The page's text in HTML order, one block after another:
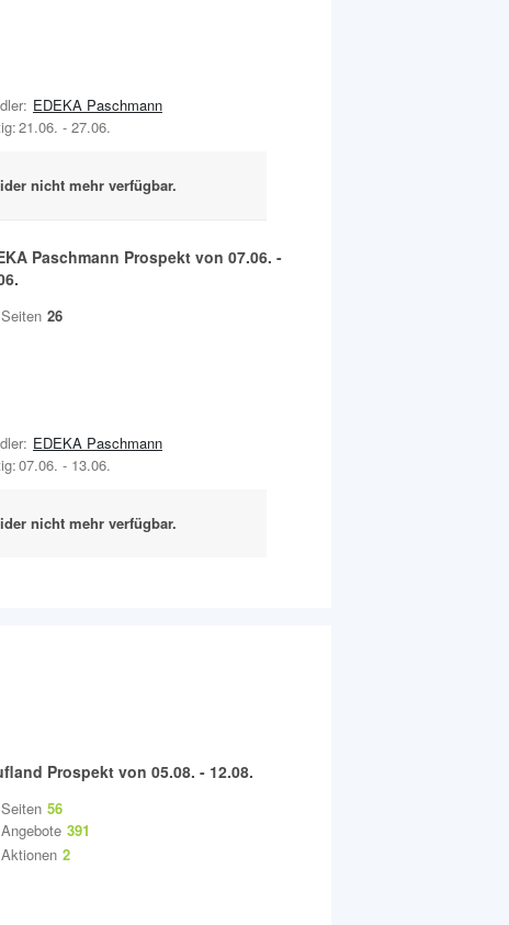
21.06. - 27.06.
EDEKA Paschmann
nicht mehr verfügbar.
Paschmann Prospekt von 07.06. -
Seiten 26
07.06. - 13.06.
EDEKA Paschmann
nicht mehr verfügbar.
Prospekt von 05.08. - 12.08.
Seiten 56
Angebote 391
Aktionen 2